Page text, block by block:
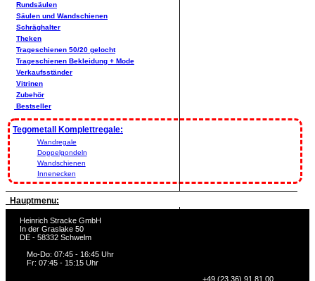
Rundsäulen
Säulen und Wandschienen
Schräghalter
Theken
Trageschienen 50/20 gelocht
Trageschienen Bekleidung + Mode
Verkaufsständer
Vitrinen
Zubehör
Bestseller
Tegometall Komplettregale:
Wandregale
Doppelgondeln
Wandschienen
Innenecken
Hauptmenu:
Heinrich Stracke GmbH
In der Graslake 50
DE - 58332 Schwelm
Mo-Do: 07:45 - 16:45 Uhr
Fr: 07:45 - 15:15 Uhr
+49 (23 36) 91 81 00